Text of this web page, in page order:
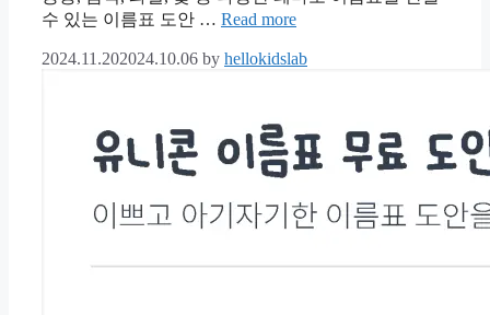
수 있는 이름표 도안 … Read more
2024.11.202024.10.06 by hellokidslab